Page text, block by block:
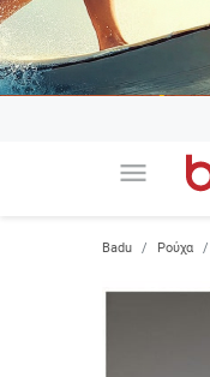
menu
Badu Ρούχα